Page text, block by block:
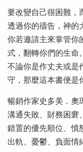
要改變自己很困難，
透過你的禱告，神的
你若邀請主來掌管你
式，翻轉你們的生命。
不論你是作丈夫或是
守，那麼這本書便是
暢銷作家史多美．奧
溝通失敗、財務困窘
錯置的優先順位、憤
出軌、憂鬱、負面情